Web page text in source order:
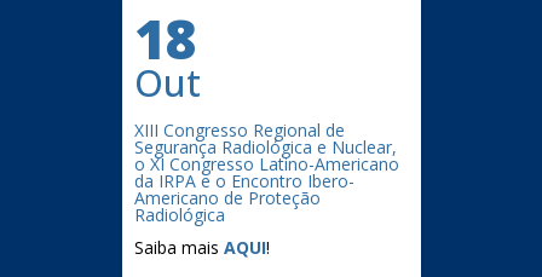
18
Out
XIII Congresso Regional de
Segurança Radiológica e Nuclear,
o XI Congresso Latino-Americano
da IRPA e o Encontro Ibero-
Americano de Proteção
Radiológica
Saiba mais AQUI!